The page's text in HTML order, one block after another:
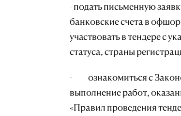
- подать письменную
банковские счета в
участвовать в тендере с
статуса, страны
- ознакомиться с
выполнение работ,
«Правил проведения